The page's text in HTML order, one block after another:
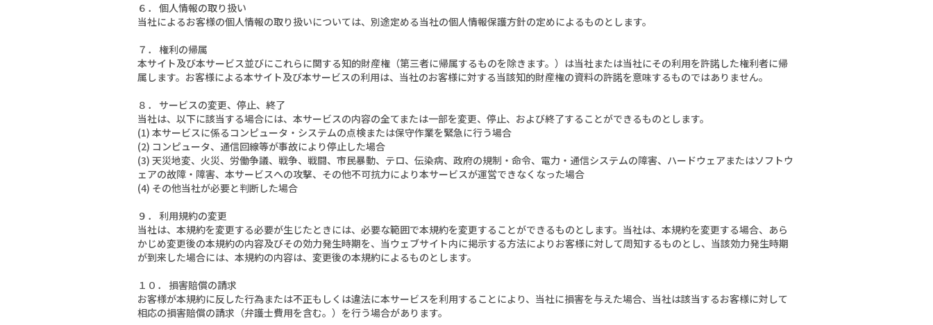
６． 個人情報の取り扱い
当社によるお客様の個人情報の取り扱いについては、別途定める当社の個人情報保護方針の定めによるものとします。
７． 権利の帰属
本サイト及び本サービス並びにこれらに関する知的財産権（第三者に帰属するものを除きます。）は当社または当社にその利用を許諾した権利者に帰
属します。お客様による本サイト及び本サービスの利用は、当社のお客様に対する当該知的財産権の資料の許諾を意味するものではありません。
８． サービスの変更、停止、終了
当社は、以下に該当する場合には、本サービスの内容の全てまたは一部を変更、停止、および終了することができるものとします。
(1) 本サービスに係るコンピュータ・システムの点検または保守作業を緊急に行う場合
(2) コンピュータ、通信回線等が事故により停止した場合
(3) 天災地変、火災、労働争議、戦争、戦闘、市民暴動、テロ、伝染病、政府の規制・命令、電力・通信システムの障害、ハードウェアまたはソフトウ
ェアの故障・障害、本サービスへの攻撃、その他不可抗力により本サービスが運営できなくなった場合
(4) その他当社が必要と判断した場合
９． 利用規約の変更
当社は、本規約を変更する必要が生じたときには、必要な範囲で本規約を変更することができるものとします。当社は、本規約を変更する場合、あら
かじめ変更後の本規約の内容及びその効力発生時期を、当ウェブサイト内に掲示する方法によりお客様に対して周知するものとし、当該効力発生時期
が到来した場合には、本規約の内容は、変更後の本規約によるものとします。
１０． 損害賠償の請求
お客様が本規約に反した行為または不正もしくは違法に本サービスを利用することにより、当社に損害を与えた場合、当社は該当するお客様に対して
相応の損害賠償の請求（弁護士費用を含む。）を行う場合があります。